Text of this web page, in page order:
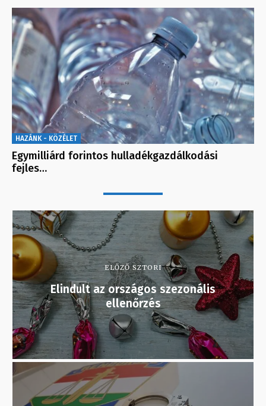
HAZÁNK - KÖZÉLET
Egymilliárd forintos hulladékgazdálkodási
fejles…
ELŐZŐ SZTORI
Elindult az országos szezonális
ellenőrzés